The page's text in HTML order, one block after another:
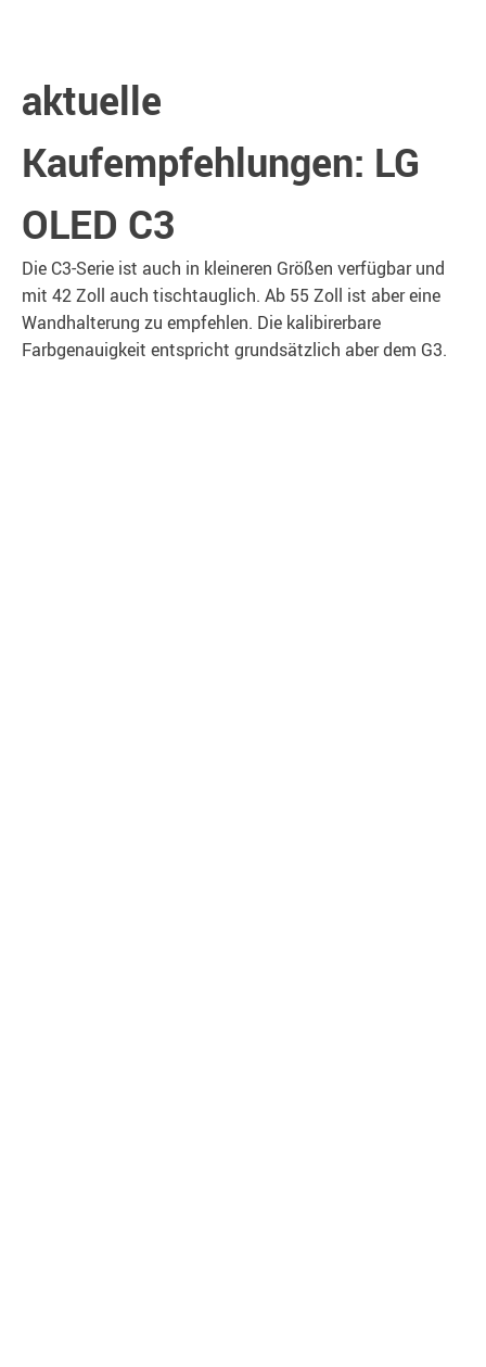
aktuelle
Kaufempfehlungen: LG
OLED C3
Die C3-Serie ist auch in kleineren Größen verfügbar und
mit 42 Zoll auch tischtauglich. Ab 55 Zoll ist aber eine
Wandhalterung zu empfehlen. Die kalibirerbare
Farbgenauigkeit entspricht grundsätzlich aber dem G3.